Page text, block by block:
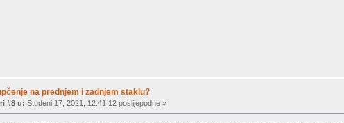
na prednjem i zadnjem staklu?
#8 u: Studeni 17, 2021, 12:41:12 poslijepodne »